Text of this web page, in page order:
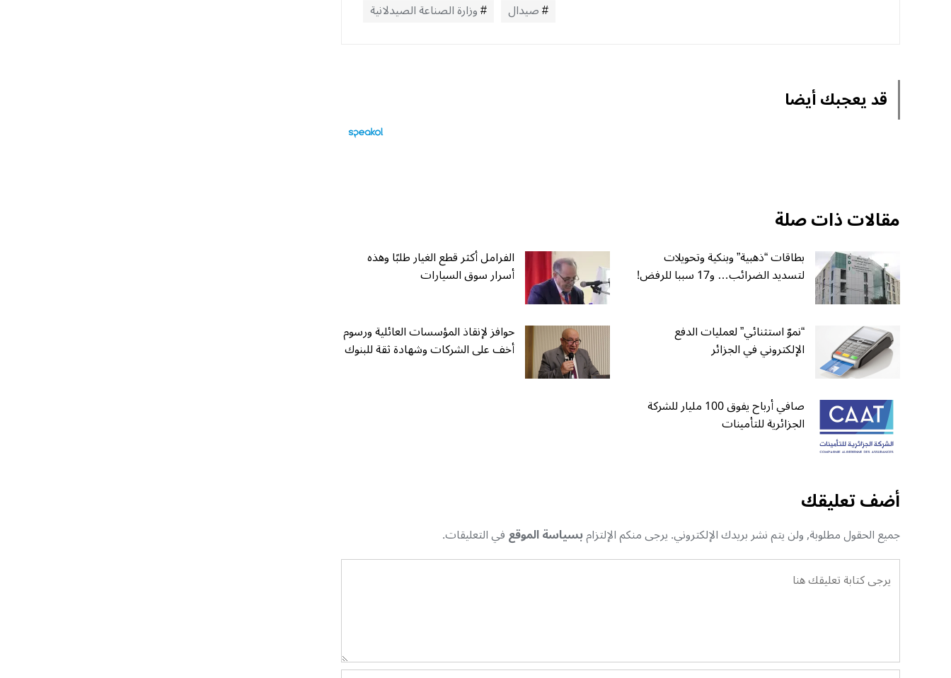
صيدال
وزارة الصناعة الصيدلانية
قد يعجبك أيضا
مقالات ذات صلة
بطاقات “ذهبية” وبنكية وتحويلات
لتسديد الضرائب… و17 سببا للرفض!
الفرامل أكثر قطع الغيار طلبًا وهذه
أسرار سوق السيارات
“نموّ استثنائي” لعمليات الدفع
الإلكتروني في الجزائر
حوافز لإنقاذ المؤسسات العائلية ورسوم
أخف على الشركات وشهادة ثقة للبنوك
صافي أرباح يفوق 100 مليار للشركة
الجزائرية للتأمينات
أضف تعليقك
جميع الحقول مطلوبة, ولن يتم نشر بريدك الإلكتروني. يرجى منكم الإلتزامبسياسة الموقعفي التعليقات.